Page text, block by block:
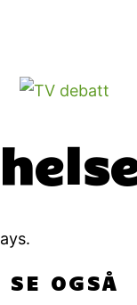
SE OGSÅ